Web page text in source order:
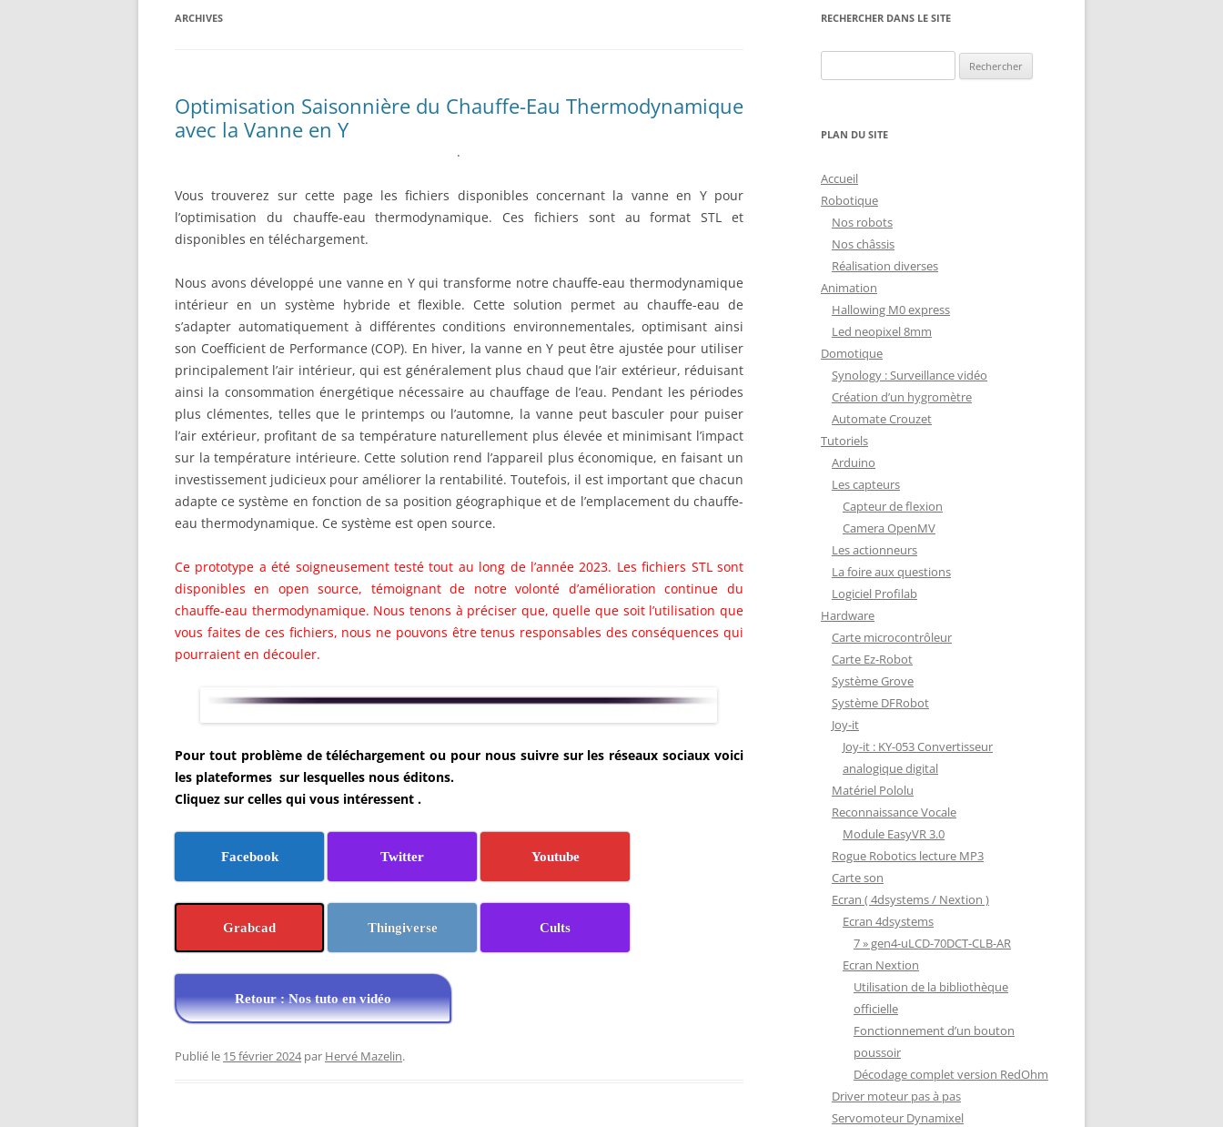
ROGUE ROBOTICS LECTURE MP3
ECRAN ( 4DSYSTEMS / NEXTION ) ECRAN 4DSYSTEMS
ECRAN NEXTION
FONCTIONNEMENT D’UN BOUTON
POUSSOIR
DRIVER MOTEUR PAS À PAS
SERVOMOTEUR DYNAMIXEL SERVO XM430-W350
CARTE DIMENSION ENGINEERING
ENSEMBLE DES ACTIONNEURS
DIVERS MATERIELS PROTECTION : PORTE FUSIBLE
MENU HARDWARE
LE LANGAGE POUR PROCESSING
ARDUINO : PROGRAMMER AVEC
NOS RÉALISATIONS EN 3D
IMPRESSION 3D DU NET
BASE MOBILE HCR DFROBOT
T050000
AMÉLIORATION DE L’HABITAT
ARCHIVES
Optimisation Saisonnière du Chauffe-Eau Thermodynamique
avec la Vanne en Y
.
Vous trouverez sur cette page les fichiers disponibles concernant la vanne en Y pour
l’optimisation du chauffe-eau thermodynamique. Ces fichiers sont au format STL et
disponibles en téléchargement.
Nous avons développé une vanne en Y qui transforme notre chauffe-eau thermodynamique
intérieur en un système hybride et flexible. Cette solution permet au chauffe-eau de
s’adapter automatiquement à différentes conditions environnementales, optimisant ainsi
son Coefficient de Performance (COP). En hiver, la vanne en Y peut être ajustée pour utiliser
principalement l’air intérieur, qui est généralement plus chaud que l’air extérieur, réduisant
ainsi la consommation énergétique nécessaire au chauffage de l’eau. Pendant les périodes
plus clémentes, telles que le printemps ou l’automne, la vanne peut basculer pour puiser
l’air extérieur, profitant de sa température naturellement plus élevée et minimisant l’impact
sur la température intérieure. Cette solution rend l’appareil plus économique, en faisant un
investissement judicieux pour améliorer la rentabilité. Toutefois, il est important que chacun
adapte ce système en fonction de sa position géographique et de l’emplacement du chauffe-
eau thermodynamique. Ce système est open source.
Ce prototype a été soigneusement testé tout au long de l’année 2023. Les fichiers STL sont
disponibles en open source, témoignant de notre volonté d’amélioration continue du
chauffe-eau thermodynamique. Nous tenons à préciser que, quelle que soit l’utilisation que
vous faites de ces fichiers, nous ne pouvons être tenus responsables des conséquences qui
pourraient en découler.
Pour tout problème de téléchargement ou pour nous suivre sur les réseaux sociaux voici
les plateformes sur lesquelles nous éditons.
Cliquez sur celles qui vous intéressent .
Facebook Twitter Youtube
Grabcad Thingiverse Cults
Retour : Nos tuto en vidéo
Publié le 15 février 2024par Hervé Mazelin.
RECHERCHER DANS LE SITE
PLAN DU SITE
Accueil
Robotique
Nos robots
Nos châssis
Réalisation diverses
Animation
Hallowing M0 express
Led neopixel 8mm
Domotique
Synology : Surveillance vidéo
Création d’un hygromètre
Automate Crouzet
Tutoriels
Arduino
Les capteurs
Capteur de flexion
Camera OpenMV
Les actionneurs
La foire aux questions
Logiciel Profilab
Hardware
Carte microcontrôleur
Carte Ez-Robot
Système Grove
Système DFRobot
Joy-it
Joy-it : KY-053 Convertisseur
analogique digital
Matériel Pololu
Reconnaissance Vocale
Module EasyVR 3.0
Rogue Robotics lecture MP3
Carte son
Ecran ( 4dsystems / Nextion )
Ecran 4dsystems
7 » gen4-uLCD-70DCT-CLB-AR
Ecran Nextion
Utilisation de la bibliothèque
officielle
Fonctionnement d’un bouton
poussoir
Décodage complet version RedOhm
Driver moteur pas à pas
Servomoteur Dynamixel